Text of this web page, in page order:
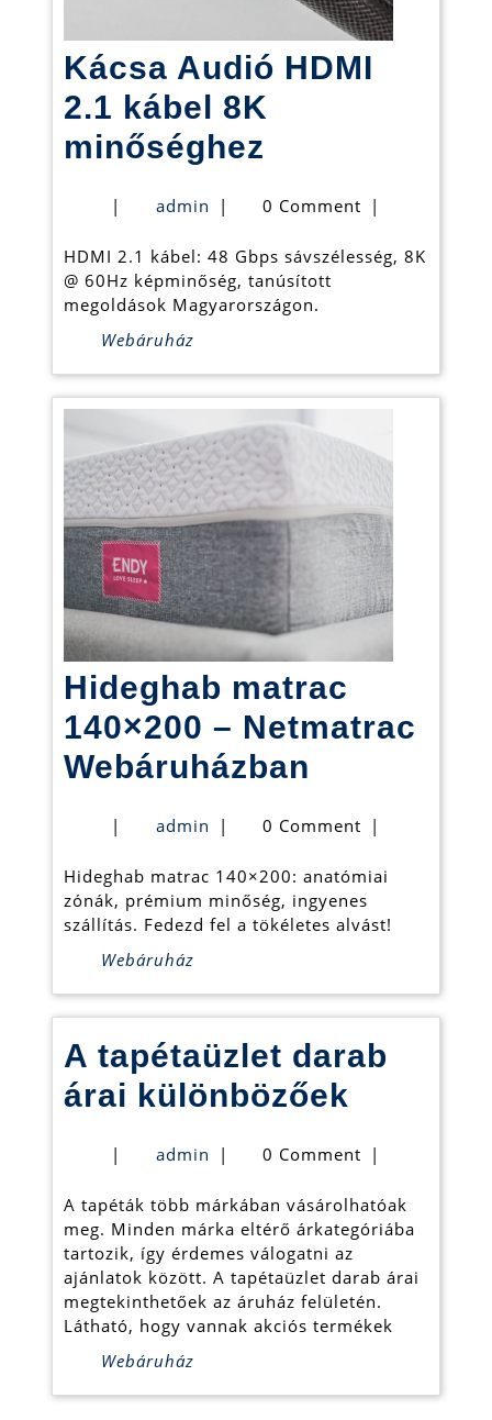
Kácsa Audió HDMI
2.1 kábel 8K
minőséghez
HDMI
2.1
kábel
minőséghez
| admin admin
| 0 Comment |
HDMI 2.1 kábel: 48 Gbps sávszélesség, 8K
@ 60Hz képminőség, tanúsított
megoldások Magyarországon.
Webáruház
Hideghab matrac
140×200 – Netmatrac
Webáruházban
140×200
–
Netmatrac
| admin admin
| 0 Comment |
Hideghab matrac 140×200: anatómiai
zónák, prémium minőség, ingyenes
szállítás. Fedezd fel a tökéletes alvást!
Webáruház
A tapétaüzlet darab
árai különbözőek
darab
árai
| admin admin
| 0 Comment |
A tapéták több márkában vásárolhatóak
meg. Minden márka eltérő árkategóriába
tartozik, így érdemes válogatni az
ajánlatok között. A tapétaüzlet darab árai
megtekinthetőek az áruház felületén.
Látható, hogy vannak akciós termékek
Webáruház